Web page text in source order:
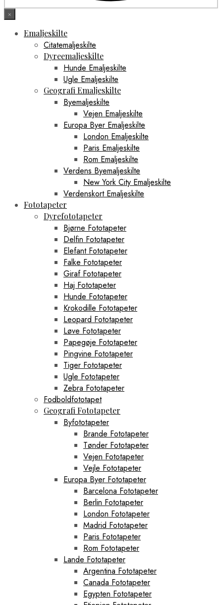
×
Emaljeskilte
Citatemaljeskilte
Dyreemaljeskilte
Hunde Emaljeskilte
Ugle Emaljeskilte
Geografi Emaljeskilte
Byemaljeskilte
Vejen Emaljeskilte
Europa Byer Emaljeskilte
London Emaljeskilte
Paris Emaljeskilte
Rom Emaljeskilte
Verdens Byemaljeskilte
New York City Emaljeskilte
Verdenskort Emaljeskilte
Fototapeter
Dyrefototapeter
Bjørne Fototapeter
Delfin Fototapeter
Elefant Fototapeter
Falke Fototapeter
Giraf Fototapeter
Haj Fototapeter
Hunde Fototapeter
Krokodille Fototapeter
Leopard Fototapeter
Løve Fototapeter
Papegøje Fototapeter
Pingvine Fototapeter
Tiger Fototapeter
Ugle Fototapeter
Zebra Fototapeter
Fodboldfototapet
Geografi Fototapeter
Byfototapeter
Brande Fototapeter
Tønder Fototapeter
Vejen Fototapeter
Vejle Fototapeter
Europa Byer Fototapeter
Barcelona Fototapeter
Berlin Fototapeter
London Fototapeter
Madrid Fototapeter
Paris Fototapeter
Rom Fototapeter
Lande Fototapeter
Argentina Fototapeter
Canada Fototapeter
Egypten Fototapeter